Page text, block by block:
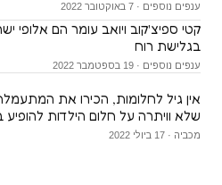
ענפים נוספים · 7 באוקטובר 2022
קטי ספיצ'קוב ויואב עומר הם אלופי
בגלישת רוח
ענפים נוספים · 19 בספטמבר 2022
שלא וויתרה על חלום הילדות
מכביה · 17 ביולי 2022